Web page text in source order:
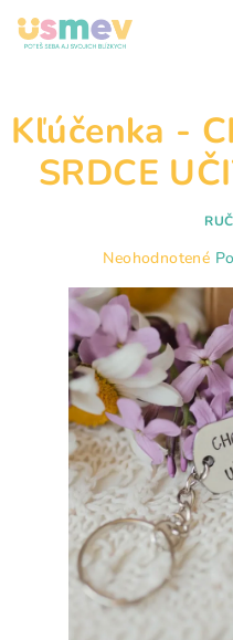
obsah
Kľúčenka -
SRDCE
Priemerné
produktu
je
0,0
z
5
hviezdičiek.
Neohodnotené